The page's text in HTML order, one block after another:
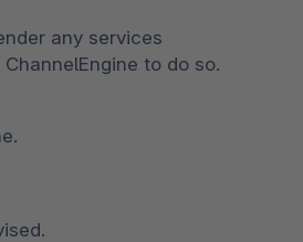
any services
to do so.